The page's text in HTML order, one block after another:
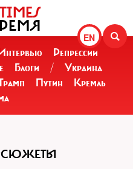
EN
Репрессии
Блоги /
Украина
Путин
Кремль